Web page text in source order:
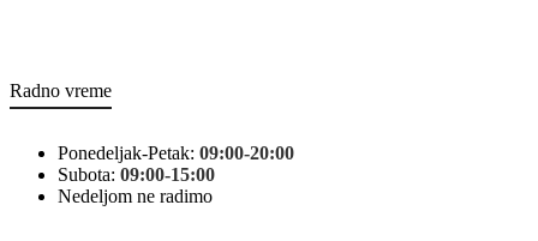
Radno vreme
Ponedeljak-Petak: 09:00-20:00
Subota: 09:00-15:00
Nedeljom ne radimo